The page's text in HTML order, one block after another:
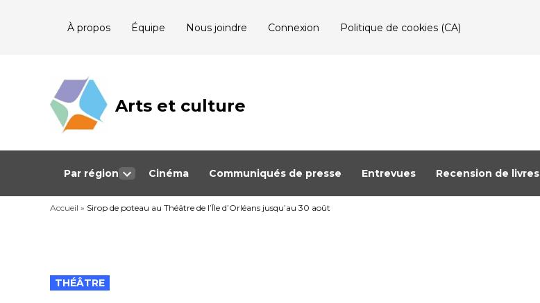
À propos Équipe Nous joindre Connexion Politique de cookies (CA)
Arts et culture
Journalisme
Québec
Par région
dropdown
menu
Cinéma Communiqués de presse Entrevues Recension de livres
Accueil » Sirop de poteau au Théâtre de l’Île d’Orléans jusqu’au 30 août
POSTED
IN
THÉÂTRE